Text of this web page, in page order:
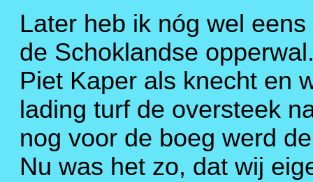
Later heb ik nóg wel
de Schoklandse
Piet Kaper als knecht en
lading turf de oversteek
nog voor de boeg werd
Nu was het zo, dat wij